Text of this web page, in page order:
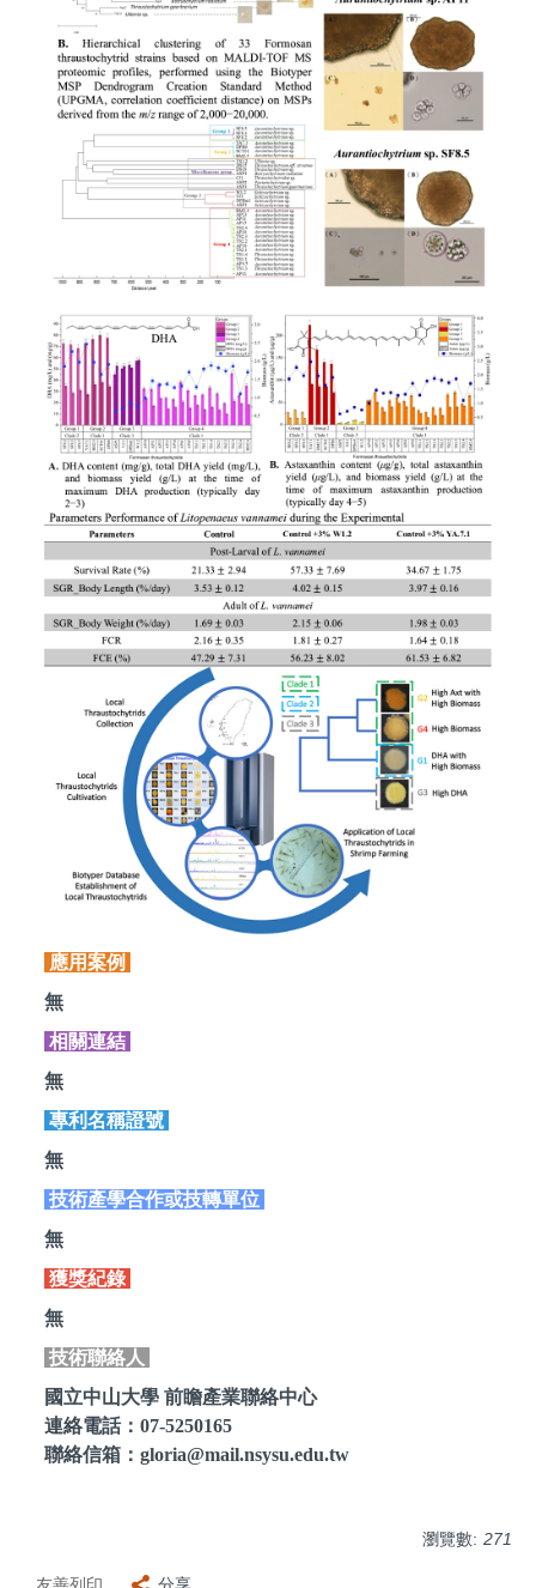
應用案例
無
相關連結
無
專利名稱證號
無
技術產學合作或技轉單位
無
獲獎紀錄
無
技術聯絡人
國立中山大學 前瞻產業聯絡中心
連絡電話：07-5250165
聯絡信箱：gloria@mail.nsysu.edu.tw
瀏覽數: 271